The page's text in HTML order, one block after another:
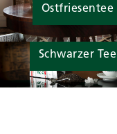
Ostfriesentee
Schwarzer Tee